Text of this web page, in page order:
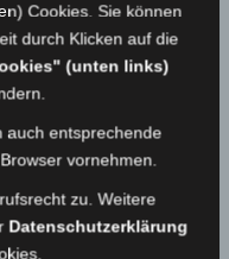
Cookies. Sie können
durch Klicken auf die
(unten links)
auch entsprechende
vornehmen.
zu. Weitere
Datenschutzerklärung